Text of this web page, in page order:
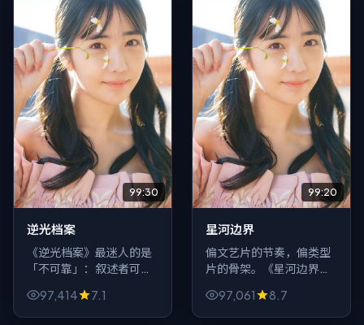
99:30
逆光档案
《逆光档案》最迷人的是
「不可靠」：叙述者可能
时间线都像被水泡过。悬
疑爱好者会享受这种轻微
97,414 7.1
99:20
星河边界
偏文艺片的节奏，偏类型
片的骨架。《星河边界》
主角在科幻的狭缝里求
生，配乐少而狠，像把房
97,061 8.7